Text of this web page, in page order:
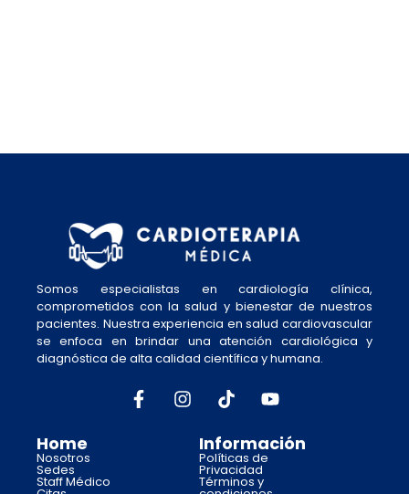
Somos especialistas en cardiología clínica,
comprometidos con la salud y bienestar de nuestros
pacientes. Nuestra experiencia en salud cardiovascular
se enfoca en brindar una atención cardiológica y
diagnóstica de alta calidad científica y humana.
Home
Nosotros
Sedes
Staff Médico
Información
Políticas de
Privacidad
Términos y